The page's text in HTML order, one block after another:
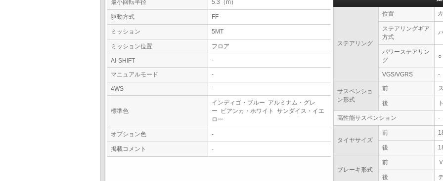
最小回転半径 5.3（m）
駆動方式 FF
ミッション 5MT
ミッション位置 フロア
AI-SHIFT
-
マニュアルモード
-
4WS -
標準色
インディゴ・ブルー アルミナム・グレ
ー ビアンカ・ホワイト サンダイス・イエ
ロー
オプション色 -
掲載コメント -
ステアリング
位置
ステアリングギア
方式
パワーステアリン
グ
○
VGS/VGRS -
サスペンショ
ン形式
前
後
高性能サスペンション -
タイヤサイズ
前
後
ブレーキ形式
前
後